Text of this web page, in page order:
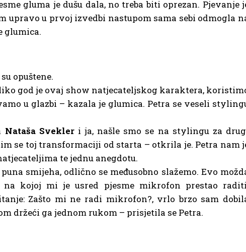
gluma je dušu dala, no treba biti oprezan. Pjevanje
u prvoj izvedbi nastupom sama sebi odmogla
glumica.
opuštene.
god je ovaj show natjecateljskog karaktera,
u glazbi – kazala je glumica. Petra se veseli
Nataša Svekleri ja, našle smo se na stylingu za
se toj transformaciji od starta – otkrila je. Petra nam
te jednu anegdotu.
smijeha, odlično se međusobno slažemo. Evo
kojoj mi je usred pjesme mikrofon prestao
Zašto mi ne radi mikrofon?, vrlo brzo sam
držeći ga jednom rukom – prisjetila se Petra.